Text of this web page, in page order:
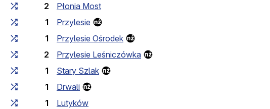
2
Płonia Most
1
Przylesie
1
Przylesie Ośrodek
2
Przylesie Leśniczówka
1
Stary Szlak
1
Drwali
1
Lutyków